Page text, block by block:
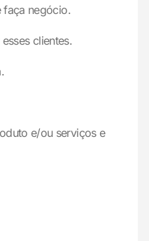
faça negócio.
clientes.
e/ou serviços e